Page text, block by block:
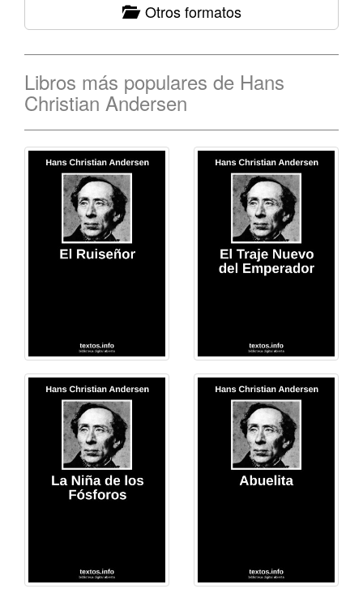
Otros formatos
Libros más populares de Hans
Christian Andersen